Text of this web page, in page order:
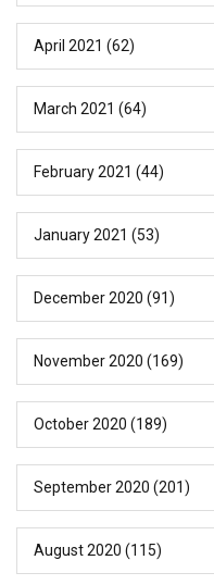
April 2021 (62)
March 2021 (64)
February 2021 (44)
January 2021 (53)
December 2020 (91)
November 2020 (169)
October 2020 (189)
September 2020 (201)
August 2020 (115)